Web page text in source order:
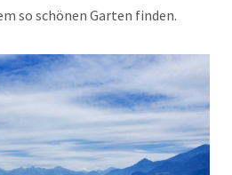
so schönen Garten finden.